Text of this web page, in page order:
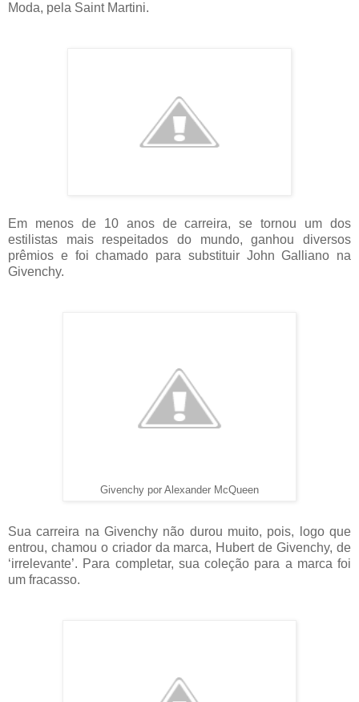
Moda, pela Saint Martini.
Em menos de 10 anos de carreira, se tornou um dos
estilistas mais respeitados do mundo, ganhou diversos
prêmios e foi chamado para substituir John Galliano na
Givenchy.
Givenchy por Alexander McQueen
Sua carreira na Givenchy não durou muito, pois, logo que
entrou, chamou o criador da marca, Hubert de Givenchy, de
‘irrelevante’. Para completar, sua coleção para a marca foi
um fracasso.